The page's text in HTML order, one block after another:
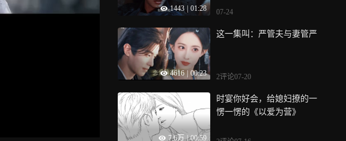
1443 01:28 07-24
4616 00:23
这一集叫：严管夫与妻管严
2评论07-20
7.6万 | 00:59
时宴你好会，给媳妇撩的一
愣一愣的《以爱为营》